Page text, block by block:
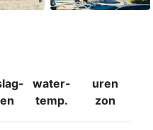
water-
temp.
uren
zon